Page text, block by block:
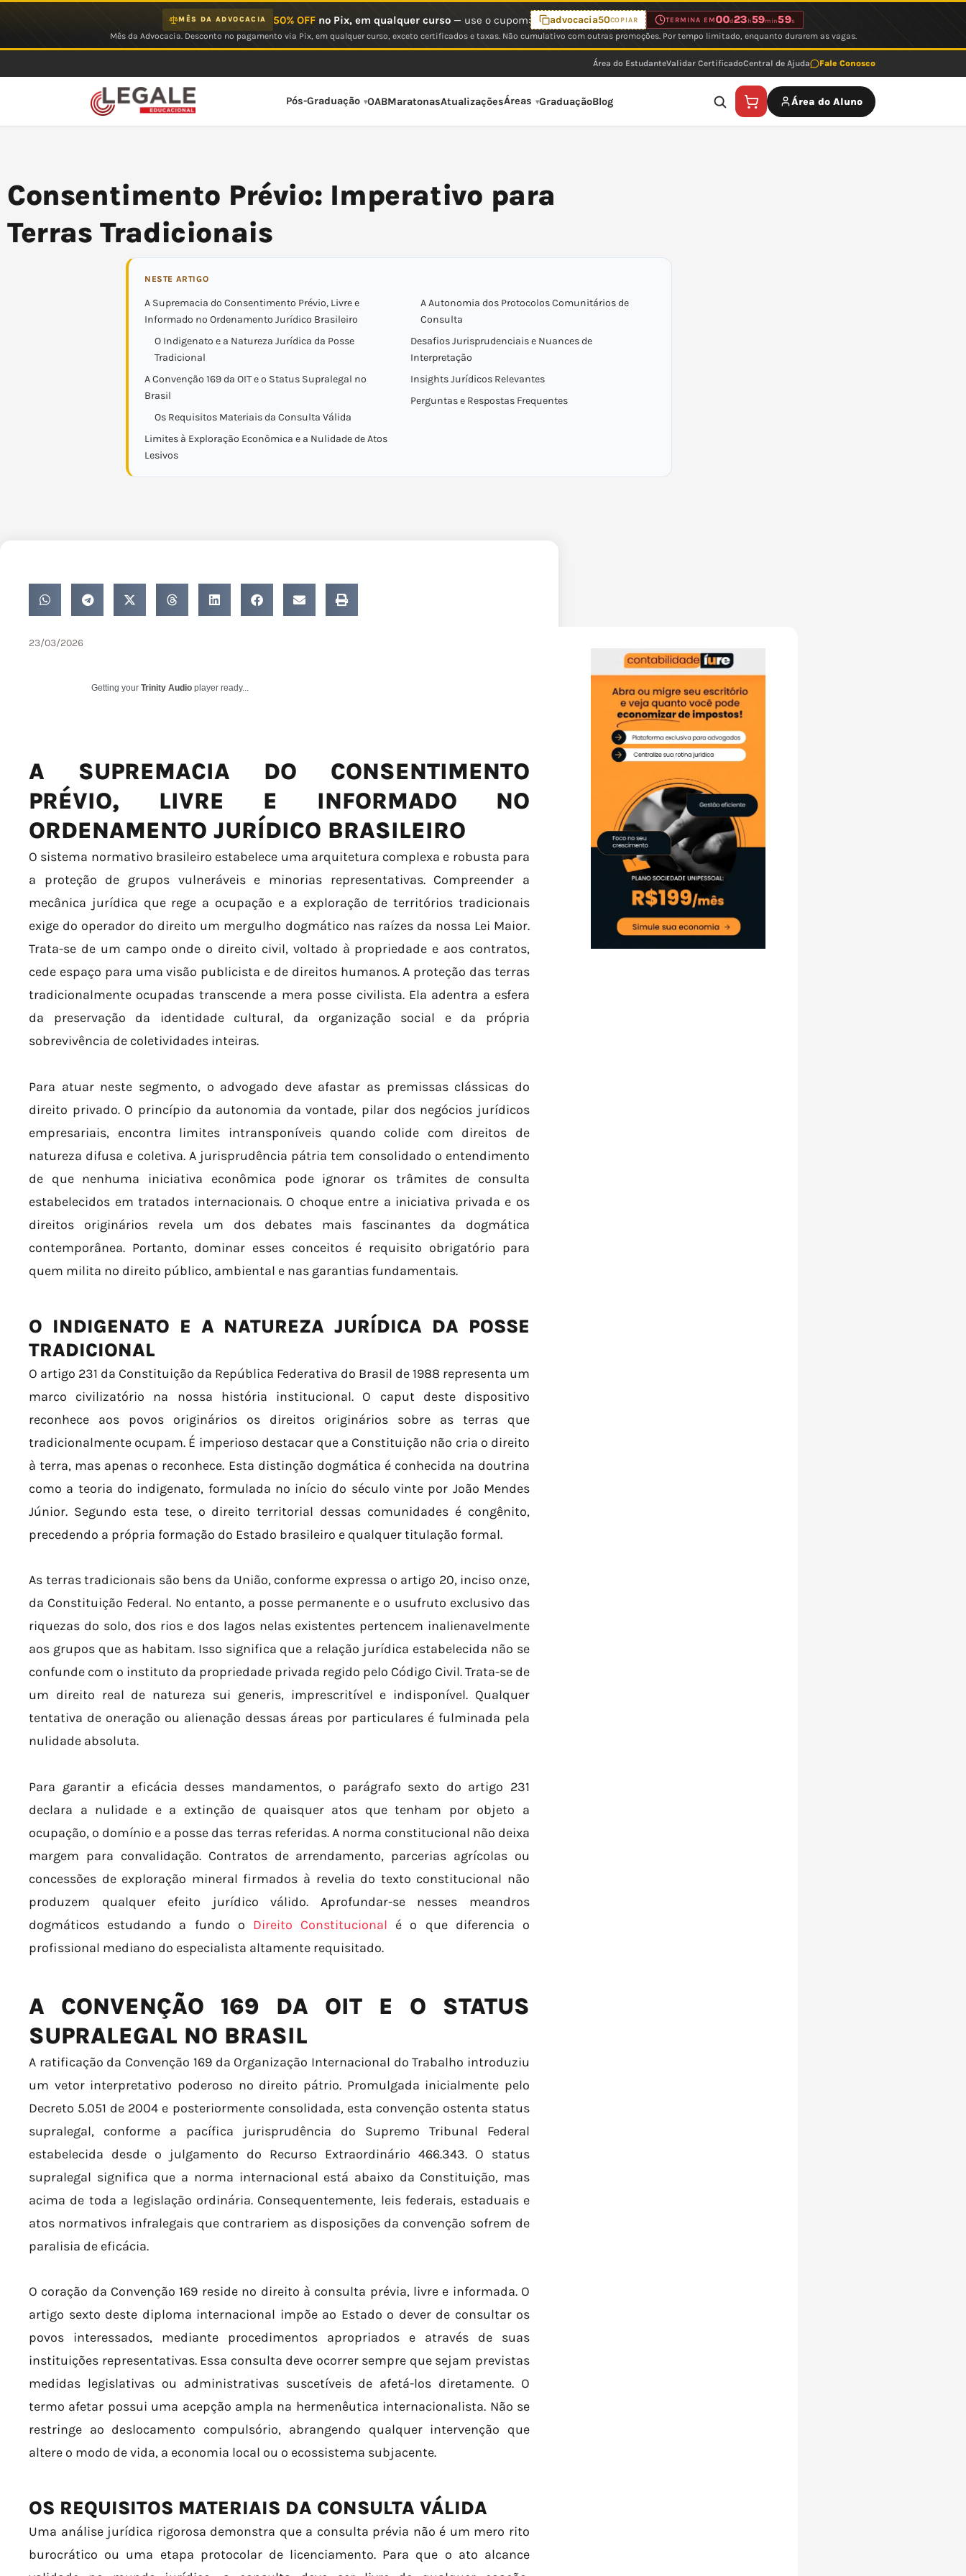
MÊS DA ADVOCACIA 50% OFFno Pix, em qualquer curso— use o cupom: advocacia50COPIAR TERMINA EM00d23 h59min59s
Mês da Advocacia. Desconto no pagamento via Pix, em qualquer curso, exceto certificados e taxas. Não cumulativo com outras promoções. Por tempo limitado, enquanto durarem as vagas.
Área do EstudanteValidar CertificadoCentral de Ajuda Fale Conosco
Pós-Graduação OABMaratonasAtualizaçõesÁreas GraduaçãoBlog Área do Aluno
Consentimento Prévio: Imperativo para
Terras Tradicionais
NESTE ARTIGO
A Supremacia do Consentimento Prévio, Livre e
Informado no Ordenamento Jurídico Brasileiro
O Indigenato e a Natureza Jurídica da Posse
Tradicional
A Convenção 169 da OIT e o Status Supralegal no
Brasil
Os Requisitos Materiais da Consulta Válida
Limites à Exploração Econômica e a Nulidade de Atos
Lesivos
A Autonomia dos Protocolos Comunitários de
Consulta
Desafios Jurisprudenciais e Nuances de
Interpretação
Insights Jurídicos Relevantes
Perguntas e Respostas Frequentes
23/03/2026
Getting your Trinity Audio player ready...
A SUPREMACIA DO CONSENTIMENTO
PRÉVIO, LIVRE E INFORMADO NO
ORDENAMENTO JURÍDICO BRASILEIRO
O sistema normativo brasileiro estabelece uma arquitetura complexa e robusta para
a proteção de grupos vulneráveis e minorias representativas. Compreender a
mecânica jurídica que rege a ocupação e a exploração de territórios tradicionais
exige do operador do direito um mergulho dogmático nas raízes da nossa Lei Maior.
Trata-se de um campo onde o direito civil, voltado à propriedade e aos contratos,
cede espaço para uma visão publicista e de direitos humanos. A proteção das terras
tradicionalmente ocupadas transcende a mera posse civilista. Ela adentra a esfera
da preservação da identidade cultural, da organização social e da própria
sobrevivência de coletividades inteiras.
Para atuar neste segmento, o advogado deve afastar as premissas clássicas do
direito privado. O princípio da autonomia da vontade, pilar dos negócios jurídicos
empresariais, encontra limites intransponíveis quando colide com direitos de
natureza difusa e coletiva. A jurisprudência pátria tem consolidado o entendimento
de que nenhuma iniciativa econômica pode ignorar os trâmites de consulta
estabelecidos em tratados internacionais. O choque entre a iniciativa privada e os
direitos originários revela um dos debates mais fascinantes da dogmática
contemporânea. Portanto, dominar esses conceitos é requisito obrigatório para
quem milita no direito público, ambiental e nas garantias fundamentais.
O INDIGENATO E A NATUREZA JURÍDICA DA POSSE
TRADICIONAL
O artigo 231 da Constituição da República Federativa do Brasil de 1988 representa um
marco civilizatório na nossa história institucional. O caput deste dispositivo
reconhece aos povos originários os direitos originários sobre as terras que
tradicionalmente ocupam. É imperioso destacar que a Constituição não cria o direito
à terra, mas apenas o reconhece. Esta distinção dogmática é conhecida na doutrina
como a teoria do indigenato, formulada no início do século vinte por João Mendes
Júnior. Segundo esta tese, o direito territorial dessas comunidades é congênito,
precedendo a própria formação do Estado brasileiro e qualquer titulação formal.
As terras tradicionais são bens da União, conforme expressa o artigo 20, inciso onze,
da Constituição Federal. No entanto, a posse permanente e o usufruto exclusivo das
riquezas do solo, dos rios e dos lagos nelas existentes pertencem inalienavelmente
aos grupos que as habitam. Isso significa que a relação jurídica estabelecida não se
confunde com o instituto da propriedade privada regido pelo Código Civil. Trata-se de
um direito real de natureza sui generis, imprescritível e indisponível. Qualquer
tentativa de oneração ou alienação dessas áreas por particulares é fulminada pela
nulidade absoluta.
Para garantir a eficácia desses mandamentos, o parágrafo sexto do artigo 231
declara a nulidade e a extinção de quaisquer atos que tenham por objeto a
ocupação, o domínio e a posse das terras referidas. A norma constitucional não deixa
margem para convalidação. Contratos de arrendamento, parcerias agrícolas ou
concessões de exploração mineral firmados à revelia do texto constitucional não
produzem qualquer efeito jurídico válido. Aprofundar-se nesses meandros
dogmáticos estudando a fundo o Direito Constitucional é o que diferencia o
profissional mediano do especialista altamente requisitado.
A CONVENÇÃO 169 DA OIT E O STATUS
SUPRALEGAL NO BRASIL
A ratificação da Convenção 169 da Organização Internacional do Trabalho introduziu
um vetor interpretativo poderoso no direito pátrio. Promulgada inicialmente pelo
Decreto 5.051 de 2004 e posteriormente consolidada, esta convenção ostenta status
supralegal, conforme a pacífica jurisprudência do Supremo Tribunal Federal
estabelecida desde o julgamento do Recurso Extraordinário 466.343. O status
supralegal significa que a norma internacional está abaixo da Constituição, mas
acima de toda a legislação ordinária. Consequentemente, leis federais, estaduais e
atos normativos infralegais que contrariem as disposições da convenção sofrem de
paralisia de eficácia.
O coração da Convenção 169 reside no direito à consulta prévia, livre e informada. O
artigo sexto deste diploma internacional impõe ao Estado o dever de consultar os
povos interessados, mediante procedimentos apropriados e através de suas
instituições representativas. Essa consulta deve ocorrer sempre que sejam previstas
medidas legislativas ou administrativas suscetíveis de afetá-los diretamente. O
termo afetar possui uma acepção ampla na hermenêutica internacionalista. Não se
restringe ao deslocamento compulsório, abrangendo qualquer intervenção que
altere o modo de vida, a economia local ou o ecossistema subjacente.
OS REQUISITOS MATERIAIS DA CONSULTA VÁLIDA
Uma análise jurídica rigorosa demonstra que a consulta prévia não é um mero rito
burocrático ou uma etapa protocolar de licenciamento. Para que o ato alcance